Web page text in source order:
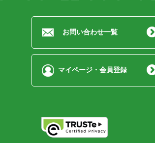
お問い合わせ一覧
マイページ・会員登録